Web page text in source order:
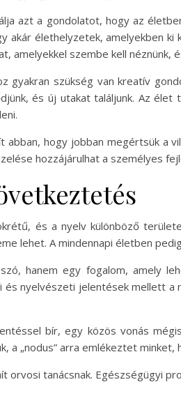
azt a gondolatot, hogy az
akár élethelyzetek, amelyekben
amelyekkel szembe kell néznünk,
gyakran szükség van kreatív
és új utakat találjunk. Az élet
abban, hogy jobban megértsük a
hozzájárulhat a személyes
és a nyelv különböző
lehet. A mindennapi életben
hanem egy fogalom, amely
és nyelvészeti jelentések mellett
bír, egy közös vonás
a „nodus” arra emlékeztet
orvosi tanácsnak. Egészségügyi